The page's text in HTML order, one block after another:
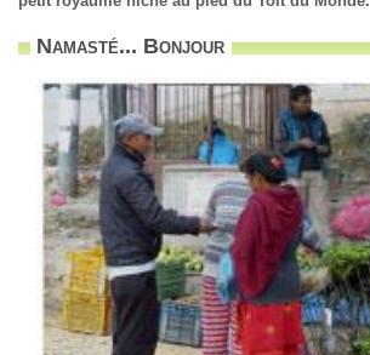
Namasté... Bonjour